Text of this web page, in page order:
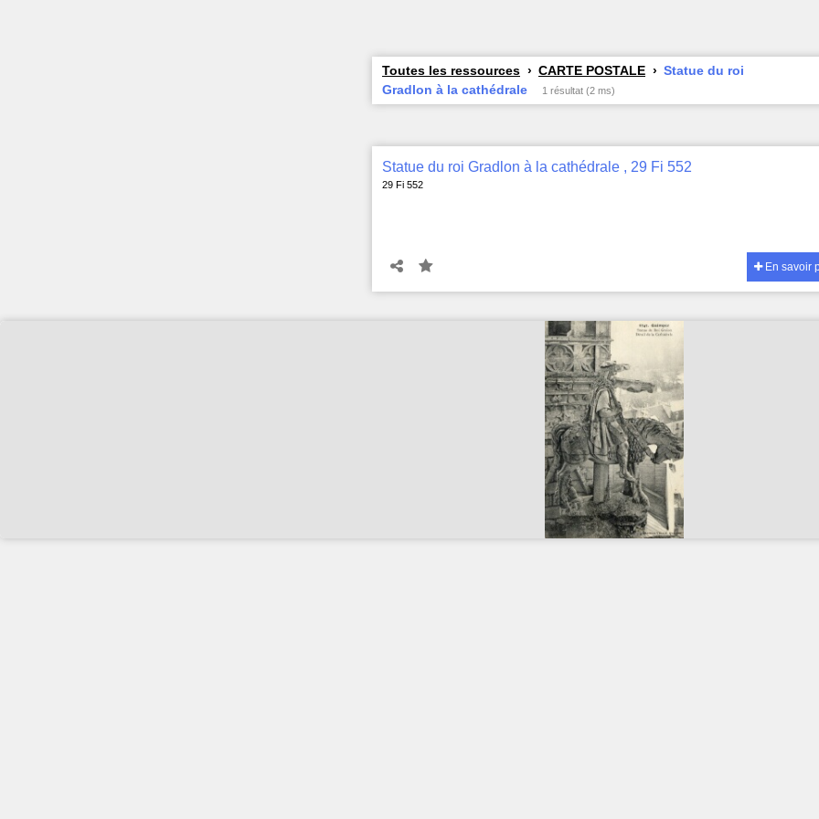
Toutes les ressources CARTE POSTALE
Statue du roi
Gradlon à la cathédrale
1 résultat (2 ms)
Statue du roi Gradlon à la cathédrale , 29 Fi 552
29 Fi 552
En savoir